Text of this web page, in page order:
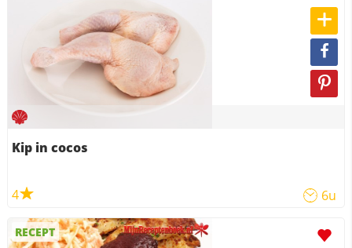
Kip in cocos
4 6u
RECEPT